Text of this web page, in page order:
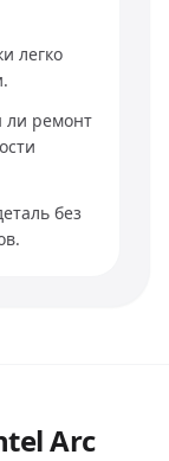
легко
ли ремонт
без
Arc